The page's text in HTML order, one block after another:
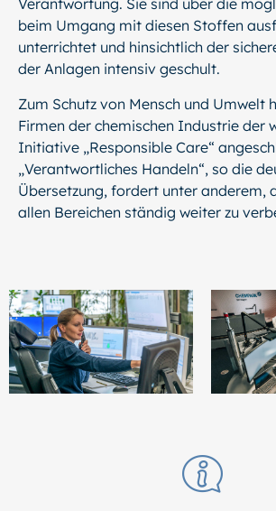
Verantwortung. Sie sind über die
beim Umgang mit diesen Stoffen
unterrichtet und hinsichtlich der
der Anlagen intensiv geschult.
Zum Schutz von Mensch und Umwelt
Firmen der chemischen Industrie der
Initiative „Responsible Care“
„Verantwortliches Handeln“, so die
Übersetzung, fordert unter anderem,
allen Bereichen ständig weiter zu